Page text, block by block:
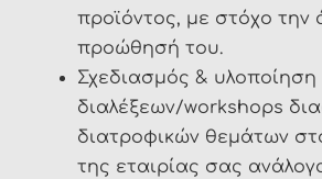
προϊόντος, με στόχο την
προώθησή του.
Σχεδιασμός & υλοποίηση
διαλέξεων/workshops
διατροφικών θεμάτων
της εταιρίας σας